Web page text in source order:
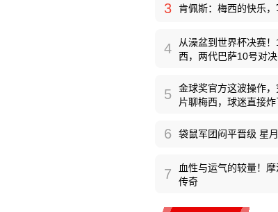
3 肯佩斯：梅西的快乐
4
从澡盆到世界杯决赛
西，两代巴萨10号对决
5
金球奖官方这波操作
片聊梅西，球迷直接炸
6 袋鼠军团闷平晋级 星
7
血性与运气的较量！
传奇